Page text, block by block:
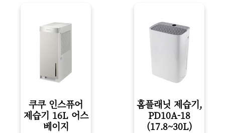
쿠쿠 인스퓨어
제습기 16L 어스
베이지
홈플래닛 제습기,
PD10A-18
(17.8~30L)